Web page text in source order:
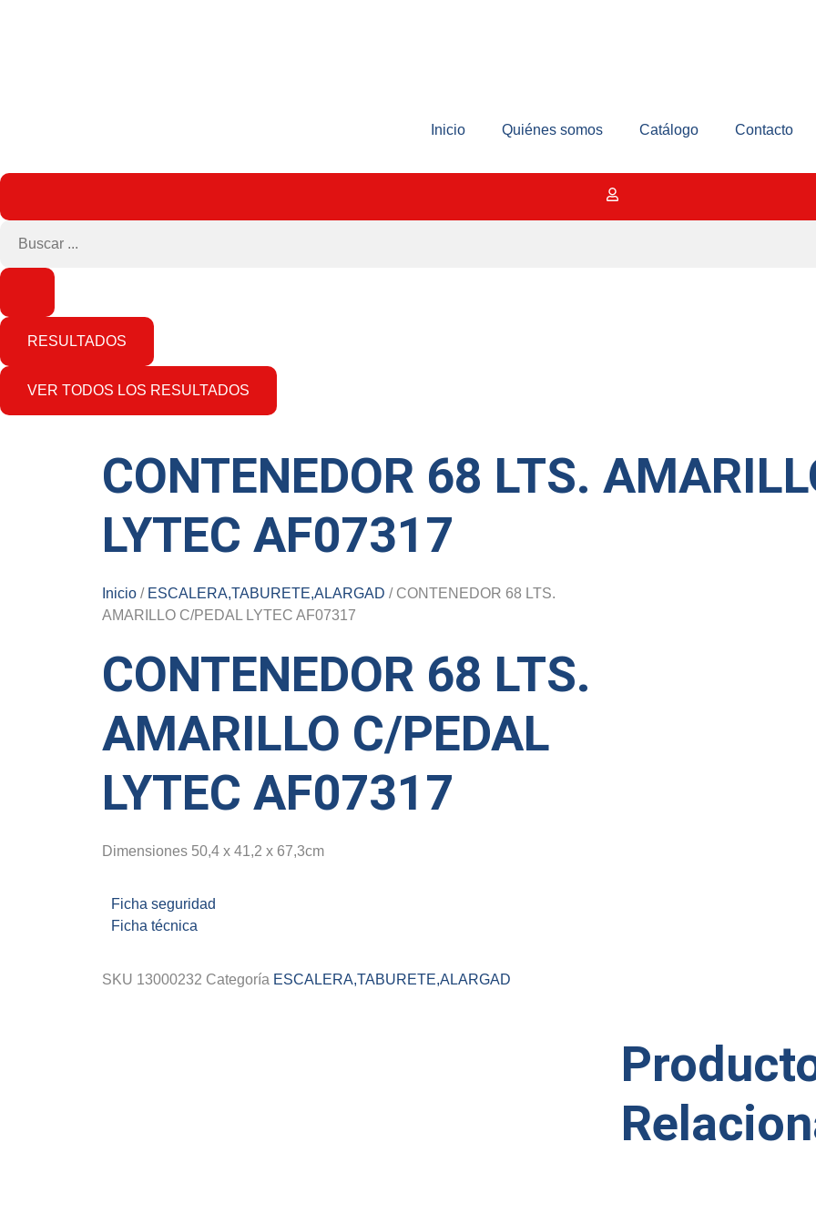
Inicio Quiénes somos Catálogo Contacto
RESULTADOS
VER TODOS LOS RESULTADOS
CONTENEDOR 68 LTS.
LYTEC AF07317
Inicio / ESCALERA,TABURETE,ALARGAD / CONTENEDOR 68 LTS.
AMARILLO C/PEDAL LYTEC AF07317
CONTENEDOR 68 LTS.
AMARILLO C/PEDAL
LYTEC AF07317
Dimensiones 50,4 x 41,2 x 67,3cm
Ficha seguridad
Ficha técnica
SKU 13000232 Categoría ESCALERA,TABURETE,ALARGAD